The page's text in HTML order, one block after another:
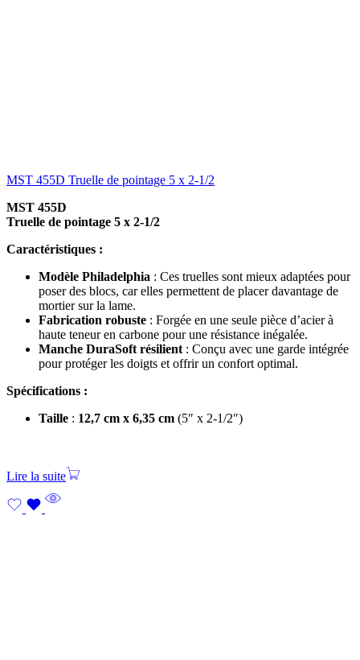
MST 455D Truelle de pointage 5 x 2-1/2
MST 455D
Truelle de pointage 5 x 2-1/2
Caractéristiques :
Modèle Philadelphia : Ces truelles sont mieux adaptées pour
poser des blocs, car elles permettent de placer davantage de
mortier sur la lame.
Fabrication robuste : Forgée en une seule pièce d’acier à
haute teneur en carbone pour une résistance inégalée.
Manche DuraSoft résilient : Conçu avec une garde intégrée
pour protéger les doigts et offrir un confort optimal.
Spécifications :
Taille : 12,7 cm x 6,35 cm (5″ x 2-1/2″)
Lire la suite